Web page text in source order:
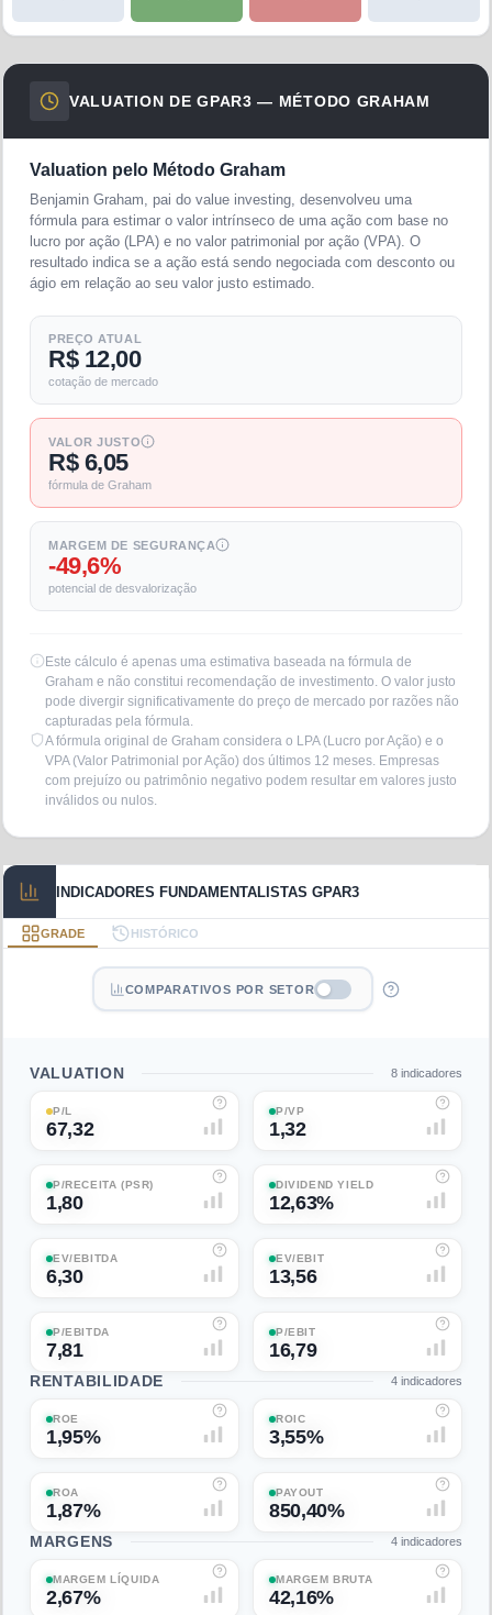
VALUATION DEGPAR3 — MÉTODO GRAHAM
Valuation pelo Método Graham
Benjamin Graham, pai do value investing, desenvolveu uma
fórmula para estimar o valor intrínseco de uma ação com base no
lucro por ação (LPA) e no valor patrimonial por ação (VPA). O
resultado indica se a ação está sendo negociada com desconto ou
ágio em relação ao seu valor justo estimado.
PREÇO ATUAL
R$ 12,00
cotação de mercado
VALOR JUSTO
R$ 6,05
fórmula de Graham
MARGEM DE SEGURANÇA
-49,6%
potencial de desvalorização
Este cálculo é apenas uma estimativa baseada na fórmula de
Graham e não constitui recomendação de investimento. O valor justo
pode divergir significativamente do preço de mercado por razões não
capturadas pela fórmula.
A fórmula original de Graham considera o LPA (Lucro por Ação) e o
VPA (Valor Patrimonial por Ação) dos últimos 12 meses. Empresas
com prejuízo ou patrimônio negativo podem resultar em valores justo
inválidos ou nulos.
INDICADORES FUNDAMENTALISTAS GPAR3
GRADE HISTÓRICO
COMPARATIVOS POR SETOR
VALUATION 8 indicadores
P/L
67,32
P/VP
1,32
P/RECEITA (PSR)
1,80
DIVIDEND YIELD
12,63%
EV/EBITDA
6,30
EV/EBIT
13,56
P/EBITDA
7,81
P/EBIT
16,79
RENTABILIDADE 4 indicadores
ROE
1,95%
ROIC
3,55%
ROA
1,87%
PAYOUT
850,40%
MARGENS 4 indicadores
MARGEM LÍQUIDA
2,67%
MARGEM BRUTA
42,16%